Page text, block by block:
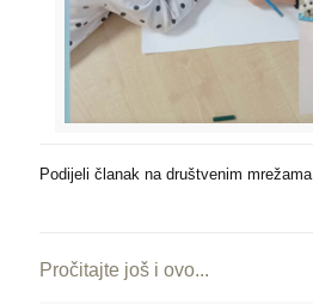
Podijeli članak na društvenim mrežama
Pročitajte još i ovo...